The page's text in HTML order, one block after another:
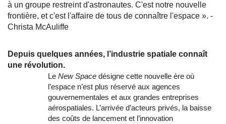
à un groupe restreint d'astronautes. C'est notre nouvelle
frontière, et c'est l'affaire de tous de connaître l'espace ». -
Christa McAuliffe
Depuis quelques années, l’industrie spatiale connaît
une révolution.
Le New Space désigne cette nouvelle ère où
l’espace n’est plus réservé aux agences
gouvernementales et aux grandes entreprises
aérospatiales. L’arrivée d’acteurs privés, la baisse
des coûts de lancement et l’innovation